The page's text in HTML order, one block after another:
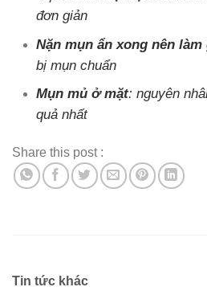
đơn giản
Nặn mụn ẩn xong nên làm
bị mụn chuẩn
Mụn mủ ở mặt: nguyên
quả nhất
Share this post :
Tin tức khác